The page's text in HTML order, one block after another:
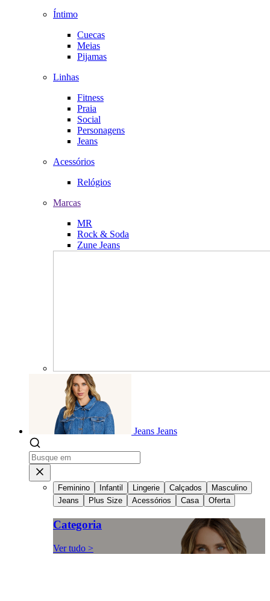
Íntimo
Cuecas
Meias
Pijamas
Linhas
Fitness
Praia
Social
Personagens
Jeans
Acessórios
Relógios
Marcas
MR
Rock & Soda
Zune Jeans
Jeans Jeans
Feminino Infantil Lingerie Calçados
Masculino
Jeans
Plus Size Acessórios Casa Oferta
Categoria
Ver tudo >